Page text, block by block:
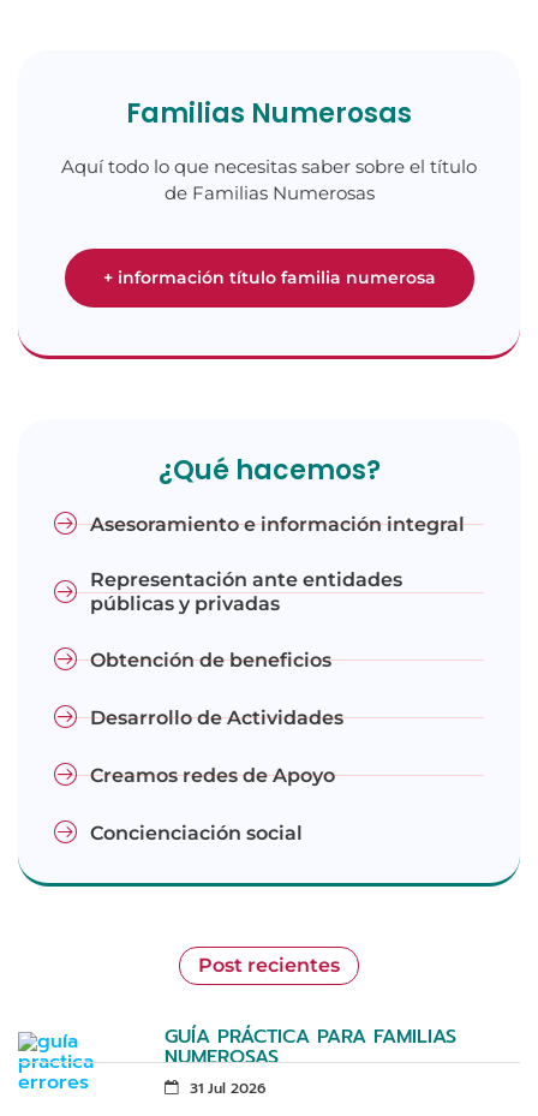
Familias Numerosas
Aquí todo lo que necesitas saber sobre el título
de Familias Numerosas
+ información título familia numerosa
¿Qué hacemos?
Asesoramiento e información integral
Representación ante entidades
públicas y privadas
Obtención de beneficios
Desarrollo de Actividades
Creamos redes de Apoyo
Concienciación social
Post recientes
GUÍA PRÁCTICA PARA FAMILIAS
NUMEROSAS
31 Jul 2026